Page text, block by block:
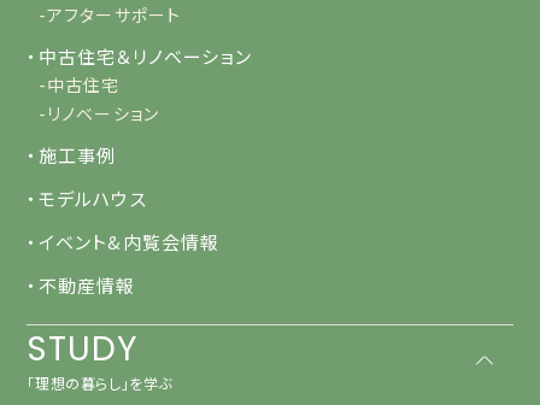
-アフターサポート
・中古住宅＆リノベーション
-中古住宅
-リノベーション
・施工事例
・モデルハウス
・イベント&内覧会情報
・不動産情報
STUDY
「理想の暮らし」を学ぶ